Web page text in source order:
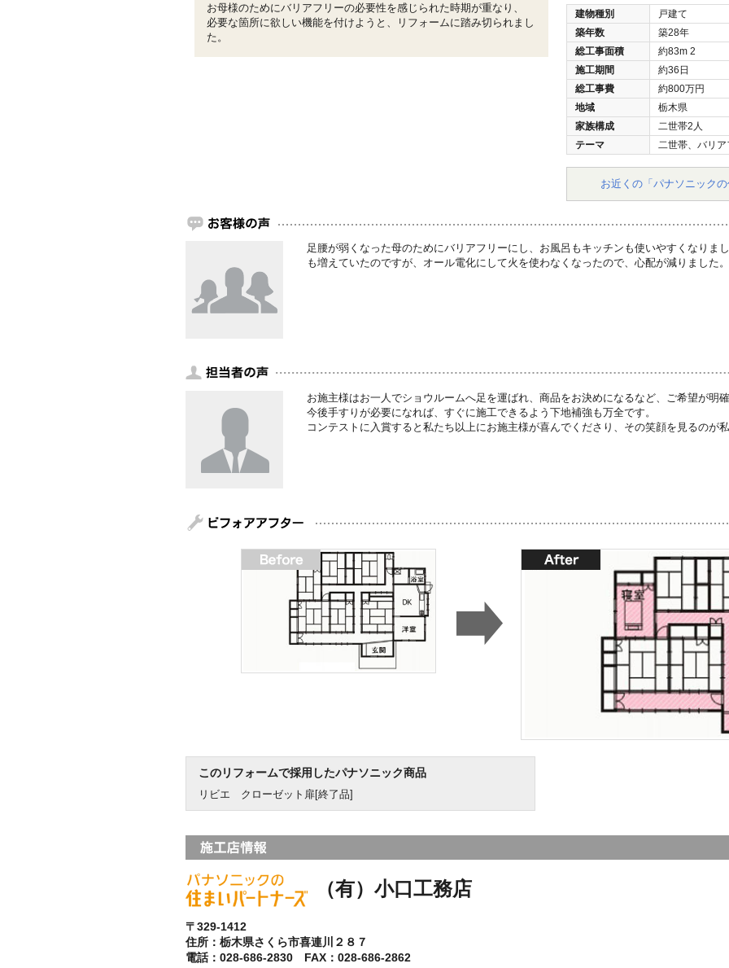
建物種別
戸建て
築年数
築28年
総工事面積
約83m 2
施工期間
約36日
総工事費
約800万円
地域
栃木県
家族構成
二世帯2人
テーマ
二世帯、バリア
お近くの「パナソニック
お母様のためにバリアフリーの必要性を感じられた時期が重なり、
必要な箇所に欲しい機能を付けようと、リフォームに踏み切られまし
た。
足腰が弱くなった母のためにバリアフリーにし、お風呂もキッチンも使いやすくなりま
も増えていたのですが、オール電化にして火を使わなくなったので、心配が減りました。
お施主様はお一人でショウルームへ足を運ばれ、商品をお決めになるなど、ご希望が明
今後手すりが必要になれば、すぐに施工できるよう下地補強も万全です。
コンテストに入賞すると私たち以上にお施主様が喜んでくださり、その笑顔を見るのが
このリフォームで採用したパナソニック商品
リビエ クローゼット扉[終了品]
（有）小口工務店
〒329-1412
住所：栃木県さくら市喜連川２８７
電話：028-686-2830 FAX：028-686-2862